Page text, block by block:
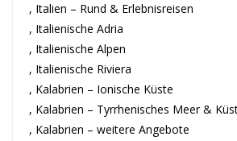
, Italien – Rund & Erlebnisreisen
, Italienische Adria
, Italienische Alpen
, Italienische Riviera
, Kalabrien – Ionische Küste
, Kalabrien – Tyrrhenisches Meer &
, Kalabrien – weitere Angebote